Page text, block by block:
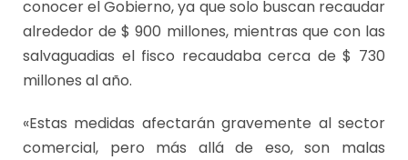
conocer el Gobierno, ya que solo buscan recaudar
alrededor de $ 900 millones, mientras que con las
salvaguadias el fisco recaudaba cerca de $ 730
millones al año.
«Estas medidas afectarán gravemente al sector
comercial, pero más allá de eso, son malas